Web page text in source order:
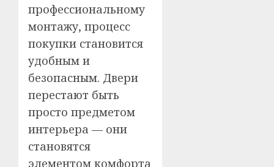
профессиональному
монтажу, процесс
покупки становится
удобным и
безопасным. Двери
перестают быть
просто предметом
интерьера — они
становятся
элементом комфорта